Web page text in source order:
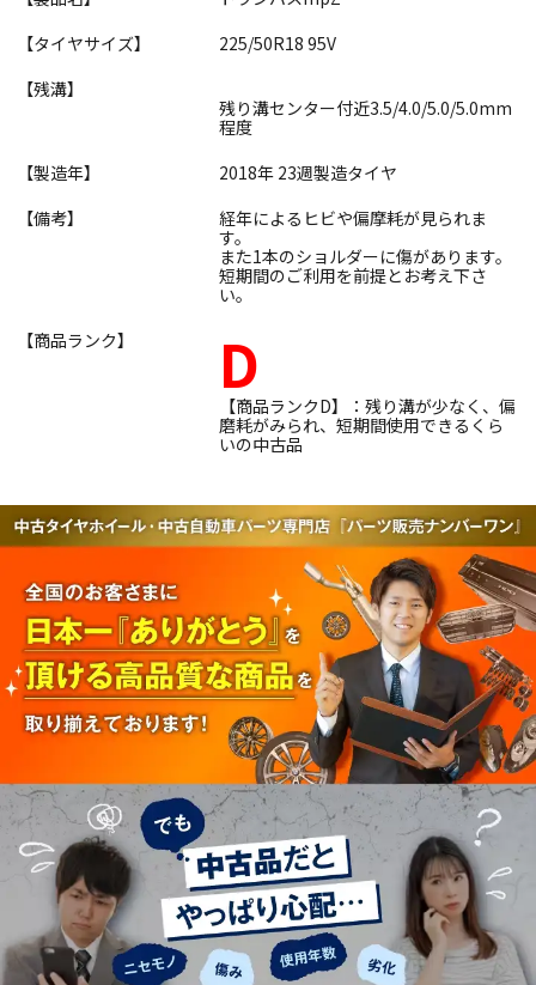
【タイヤサイズ】
225/50R18 95V
【残溝】
残り溝センター付近3.5/4.0/5.0/5.0mm
程度
【製造年】
2018年 23週製造タイヤ
【備考】
経年によるヒビや偏摩耗が見られま
す。
また1本のショルダーに傷があります。
短期間のご利用を前提とお考え下さ
い。
【商品ランク】
D
【商品ランクD】：残り溝が少なく、偏
磨耗がみられ、短期間使用できるくら
いの中古品